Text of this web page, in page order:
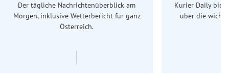
Der tägliche Nachrichtenüberblick am
Morgen, inklusive Wetterbericht für ganz
Österreich.
Kurier Daily
über die